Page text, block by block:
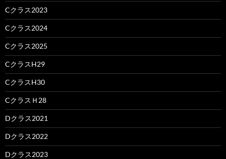
Cクラス2023
Cクラス2024
Cクラス2025
CクラスH29
CクラスH30
CクラスＨ28
Dクラス2021
Dクラス2022
Dクラス2023